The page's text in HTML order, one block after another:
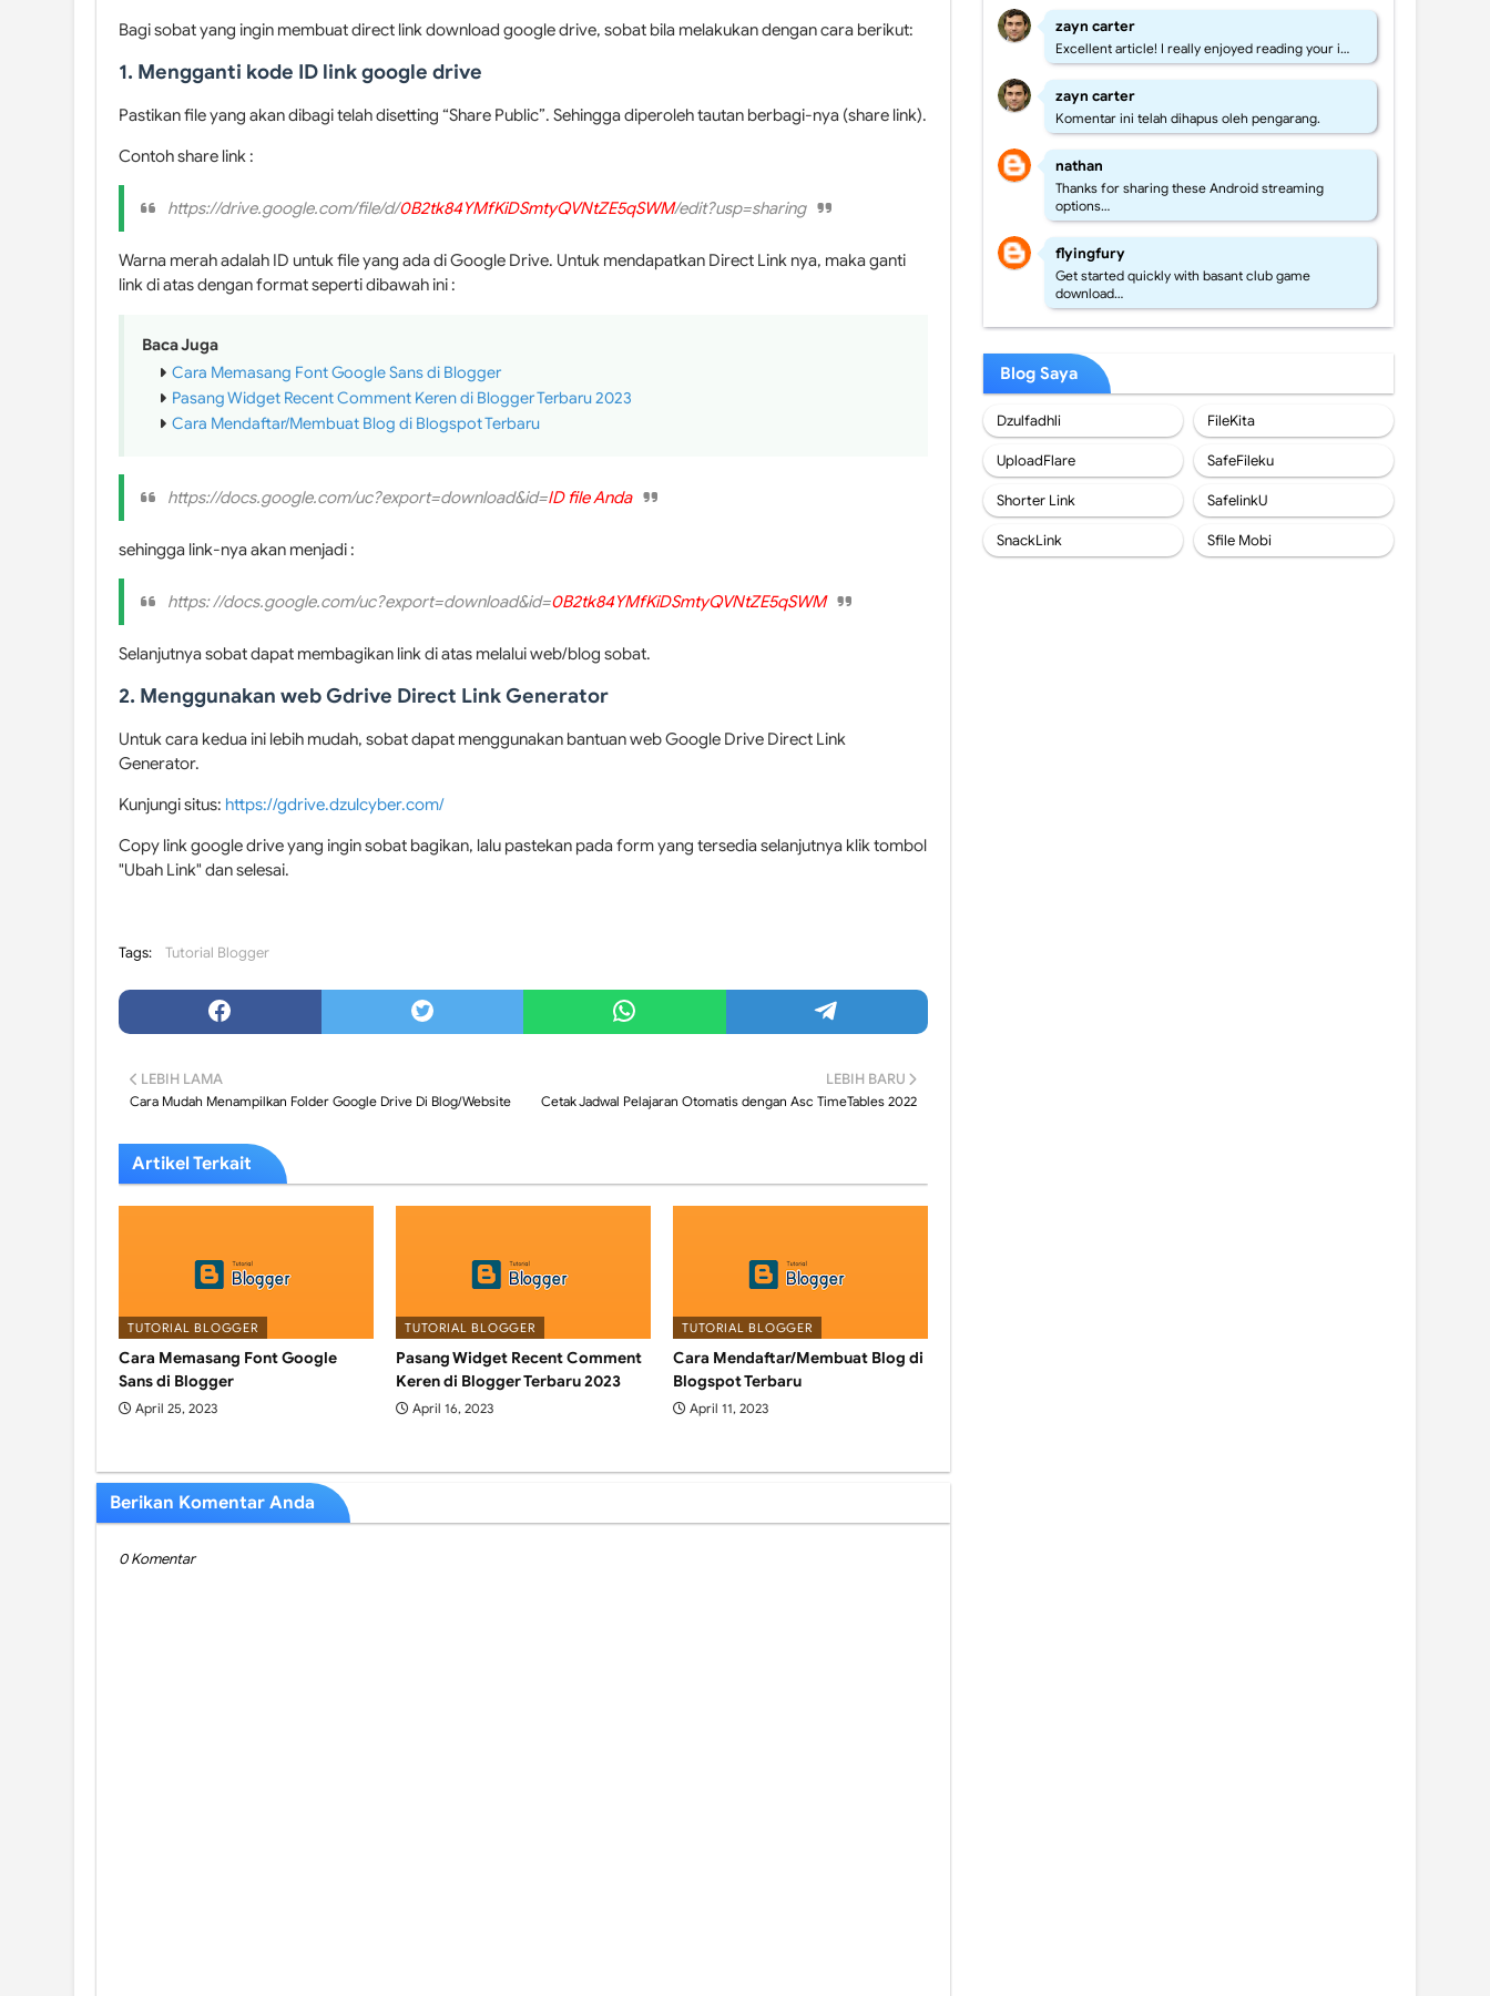
Bagi sobat yang ingin membuat direct link download google drive, sobat bila melakukan dengan cara berikut:
1. Mengganti kode ID link google drive
Pastikan file yang akan dibagi telah disetting “Share Public”. Sehingga diperoleh tautan berbagi-nya (share link).
Contoh share link :
https://drive.google.com/file/d/0B2tk84YMfKiDSmtyQVNtZE5qSWM/edit?usp=sharing
Warna merah adalah ID untuk file yang ada di Google Drive. Untuk mendapatkan Direct Link nya, maka ganti
link di atas dengan format seperti dibawah ini :
Baca Juga
Cara Memasang Font Google Sans di Blogger
Pasang Widget Recent Comment Keren di Blogger Terbaru 2023
Cara Mendaftar/Membuat Blog di Blogspot Terbaru
https://docs.google.com/uc?export=download&id=ID file Anda
sehingga link-nya akan menjadi :
https: //docs.google.com/uc?export=download&id=0B2tk84YMfKiDSmtyQVNtZE5qSWM
Selanjutnya sobat dapat membagikan link di atas melalui web/blog sobat.
2. Menggunakan web Gdrive Direct Link Generator
Untuk cara kedua ini lebih mudah, sobat dapat menggunakan bantuan web Google Drive Direct Link
Generator.
Kunjungi situs: https://gdrive.dzulcyber.com/
Copy link google drive yang ingin sobat bagikan, lalu pastekan pada form yang tersedia selanjutnya klik tombol
"Ubah Link" dan selesai.
Tags: Tutorial Blogger
LEBIH BARU
Cetak Jadwal Pelajaran Otomatis dengan Asc TimeTables 2022
LEBIH LAMA
Cara Mudah Menampilkan Folder Google Drive Di Blog/Website
Artikel Terkait
TUTORIAL BLOGGER
Cara Memasang Font Google
Sans di Blogger
April 25, 2023
TUTORIAL BLOGGER
Pasang Widget Recent Comment
Keren di Blogger Terbaru 2023
April 16, 2023
TUTORIAL BLOGGER
Cara Mendaftar/Membuat Blog di
Blogspot Terbaru
April 11, 2023
Berikan Komentar Anda
0 Komentar
zayn carter
Excellent article! I really enjoyed reading your i…
zayn carter
Komentar ini telah dihapus oleh pengarang.
nathan
Thanks for sharing these Android streaming
options…
flyingfury
Get started quickly with basant club game
download…
Blog Saya
Dzulfadhli FileKita
UploadFlare SafeFileku
Shorter Link SafelinkU
SnackLink Sfile Mobi